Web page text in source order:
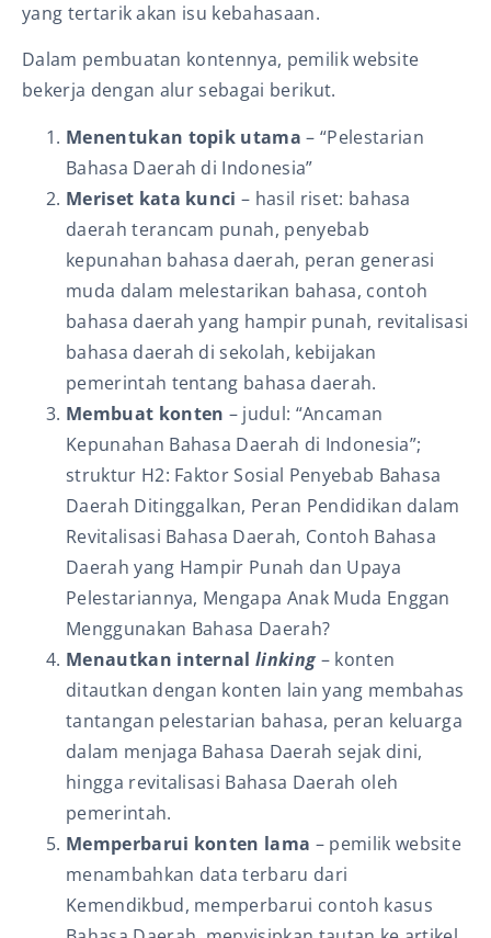
yang tertarik akan isu kebahasaan.
Dalam pembuatan kontennya, pemilik website
bekerja dengan alur sebagai berikut.
Menentukan topik utama – “Pelestarian
Bahasa Daerah di Indonesia”
Meriset kata kunci– hasil riset: bahasa
daerah terancam punah, penyebab
kepunahan bahasa daerah, peran generasi
muda dalam melestarikan bahasa, contoh
bahasa daerah yang hampir punah, revitalisasi
bahasa daerah di sekolah, kebijakan
pemerintah tentang bahasa daerah.
Membuat konten – judul: “Ancaman
Kepunahan Bahasa Daerah di Indonesia”;
struktur H2: Faktor Sosial Penyebab Bahasa
Daerah Ditinggalkan, Peran Pendidikan dalam
Revitalisasi Bahasa Daerah, Contoh Bahasa
Daerah yang Hampir Punah dan Upaya
Pelestariannya, Mengapa Anak Muda Enggan
Menggunakan Bahasa Daerah?
Menautkan internallinking – konten
ditautkan dengan konten lain yang membahas
tantangan pelestarian bahasa, peran keluarga
dalam menjaga Bahasa Daerah sejak dini,
hingga revitalisasi Bahasa Daerah oleh
pemerintah.
Memperbarui konten lama – pemilik website
menambahkan data terbaru dari
Kemendikbud, memperbarui contoh kasus